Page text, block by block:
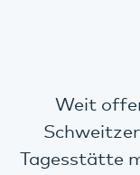
Weit
Tagesstätte